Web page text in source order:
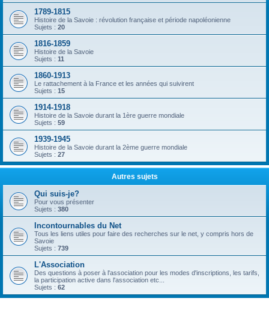
1789-1815
Histoire de la Savoie : révolution française et période napoléonienne
Sujets : 20
1816-1859
Histoire de la Savoie
Sujets : 11
1860-1913
Le rattachement à la France et les années qui suivirent
Sujets : 15
1914-1918
Histoire de la Savoie durant la 1ère guerre mondiale
Sujets : 59
1939-1945
Histoire de la Savoie durant la 2ème guerre mondiale
Sujets : 27
Autres sujets
Qui suis-je?
Pour vous présenter
Sujets : 380
Incontournables du Net
Tous les liens utiles pour faire des recherches sur le net, y compris hors de
Savoie
Sujets : 739
L'Association
Des questions à poser à l'association pour les modes d'inscriptions, les tarifs,
la participation active dans l'association etc...
Sujets : 62